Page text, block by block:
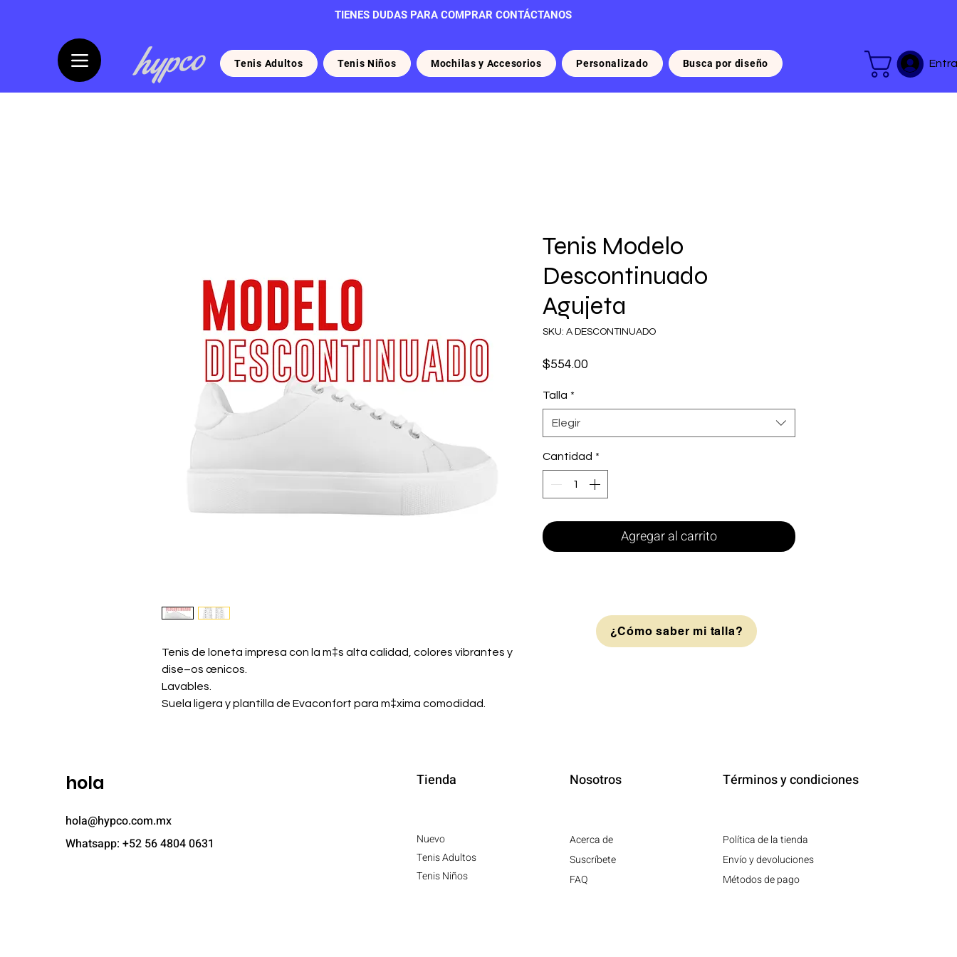
TIENES DUDAS PARA COMPRAR CONTÁCTANOS
Tenis Adultos Tenis Niños Mochilas y Accesorios Personalizado Busca por diseño
Tenis de loneta impresa con la m‡s alta calidad, colores vibrantes y
dise–os œnicos.
Lavables.
Suela ligera y plantilla de Evaconfort para m‡xima comodidad.
Tenis Modelo
Descontinuado
Agujeta
SKU: A DESCONTINUADO
$554.00
Talla *
Elegir
Cantidad *
Agregar al carrito
¿Cómo saber mi talla?
hola
hola@hypco.com.mx
Whatsapp: +52 56 4804 0631
Tienda
Nuevo
Tenis Adultos
Tenis Niños
Nosotros
Acerca de
Suscríbete
FAQ
Términos y condiciones
Política de la tienda
Envío y devoluciones
Métodos de pago